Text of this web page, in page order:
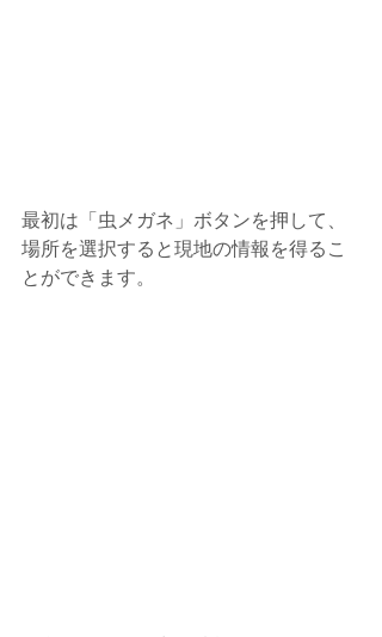
最初は「虫メガネ」ボタンを押して、
場所を選択すると現地の情報を得るこ
とができます。